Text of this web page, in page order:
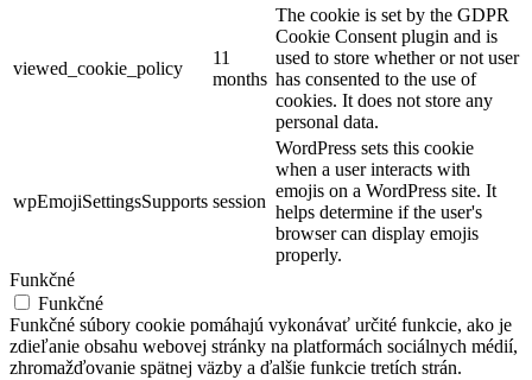
viewed_cookie_policy
11
months
The cookie is set by the GDPR
Cookie Consent plugin and is
used to store whether or not user
has consented to the use of
cookies. It does not store any
personal data.
wpEmojiSettingsSupports session
WordPress sets this cookie
when a user interacts with
emojis on a WordPress site. It
helps determine if the user's
browser can display emojis
properly.
Funkčné
Funkčné
Funkčné súbory cookie pomáhajú vykonávať určité funkcie, ako je
zdieľanie obsahu webovej stránky na platformách sociálnych médií,
zhromažďovanie spätnej väzby a ďalšie funkcie tretích strán.